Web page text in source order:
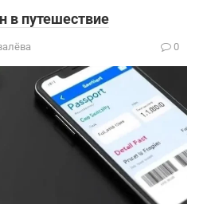
в путешествие
0